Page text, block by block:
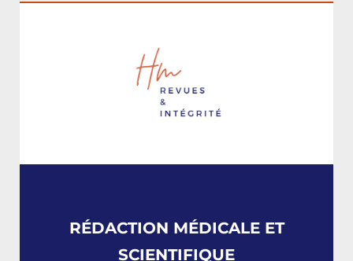
RÉDACTION MÉDICALE ET
SCIENTIFIQUE